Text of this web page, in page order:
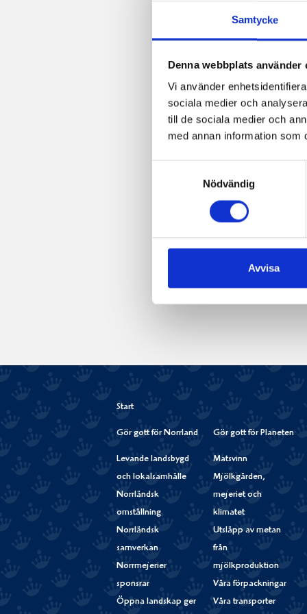
Samtycke
Denna webbplats använder
Vi använder
sociala medier och
till de sociala medier och
med annan information som
Nödvändig
Avvisa
Start
Gör gott för Norrland
Levande landsbygd
och lokalsamhälle
Norrländsk
omställning
Norrländsk
samverkan
Norrmejerier
sponsrar
Öppna landskap ger
Gör gott för Planeten
Matsvinn
Mjölkgården,
mejeriet och
klimatet
Utsläpp av metan
från
mjölkproduktion
Våra förpackningar
Våra transporter